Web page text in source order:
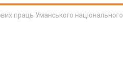
праць Уманського